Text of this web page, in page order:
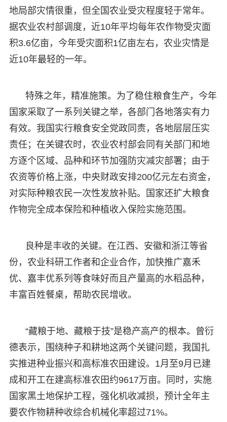
地局部灾情很重，但全国农业受灾程度轻于常年。
据农业农村部调度，近10年平均每年农作物受灾面
积3.6亿亩，今年受灾面积1亿亩左右，农业灾情是
近10年最轻的一年。
特殊之年，精准施策。为了稳住粮食生产，今年
国家采取了一系列关键之举，各部门各地落实有力
有效。我国实行粮食安全党政同责，各地层层压实
责任；在关键农时，农业农村部会同有关部门和地
方逐个区域、品种和环节加强防灾减灾部署；由于
农资等价格上涨，中央财政安排200亿元左右资金，
对实际种粮农民一次性发放补贴。国家还扩大粮食
作物完全成本保险和种植收入保险实施范围。
良种是丰收的关键。在江西、安徽和浙江等省
份，农业科研工作者和企业合作，加快推广嘉禾
优、嘉丰优系列等食味好而且产量高的水稻品种，
丰富百姓餐桌，帮助农民增收。
“藏粮于地、藏粮于技”是稳产高产的根本。曾衍
德表示，围绕种子和耕地这两个关键问题，我国扎
实推进种业振兴和高标准农田建设。1月至9月已建
成和开工在建高标准农田约9617万亩。同时，实施
国家黑土地保护工程，强化机收减损，预计全年主
要农作物耕种收综合机械化率超过71%。